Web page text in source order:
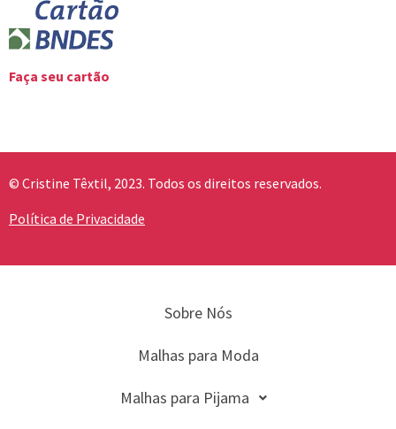
Faça seu cartão
© Cristine Têxtil, 2023. Todos os direitos reservados.
Política de Privacidade
Sobre Nós
Malhas para Moda
Malhas para Pijama